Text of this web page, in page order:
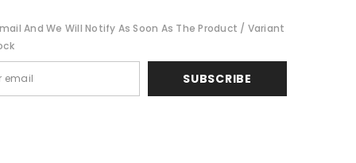
30ml
ذا
انكي
لست
البولي
And We Will Notify As Soon As The Product / Variant
SUBSCRIBE